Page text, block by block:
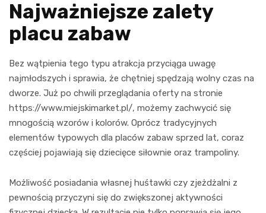
Najważniejsze zalety
placu zabaw
Bez wątpienia tego typu atrakcja przyciąga uwagę
najmłodszych i sprawia, że chętniej spędzają wolny czas na
dworze. Już po chwili przeglądania oferty na stronie
https://www.miejskimarket.pl/, możemy zachwycić się
mnogością wzorów i kolorów. Oprócz tradycyjnych
elementów typowych dla placów zabaw sprzed lat, coraz
częściej pojawiają się dziecięce siłownie oraz trampoliny.
Możliwość posiadania własnej huśtawki czy zjeżdżalni z
pewnością przyczyni się do zwiększonej aktywności